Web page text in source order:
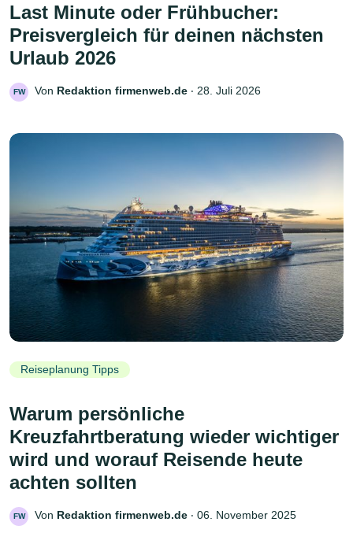
Last Minute oder Frühbucher:
Preisvergleich für deinen nächsten
Urlaub 2026
FW Von Redaktion firmenweb.de ‧ 28. Juli 2026
Reiseplanung Tipps
Warum persönliche
Kreuzfahrtberatung wieder wichtiger
wird und worauf Reisende heute
achten sollten
FW Von Redaktion firmenweb.de ‧ 06. November 2025